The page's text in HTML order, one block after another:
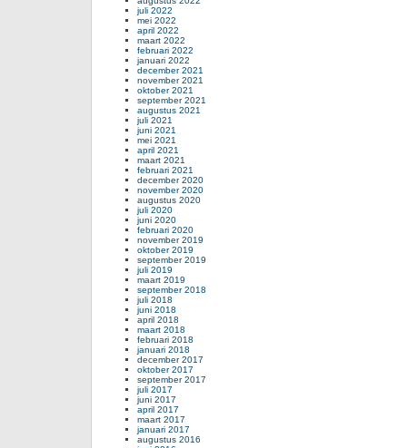
juli 2022
mei 2022
april 2022
maart 2022
februari 2022
januari 2022
december 2021
november 2021
oktober 2021
september 2021
augustus 2021
juli 2021
juni 2021
mei 2021
april 2021
maart 2021
februari 2021
december 2020
november 2020
augustus 2020
juli 2020
juni 2020
februari 2020
november 2019
oktober 2019
september 2019
juli 2019
maart 2019
september 2018
juli 2018
juni 2018
april 2018
maart 2018
februari 2018
januari 2018
december 2017
oktober 2017
september 2017
juli 2017
juni 2017
april 2017
maart 2017
januari 2017
augustus 2016